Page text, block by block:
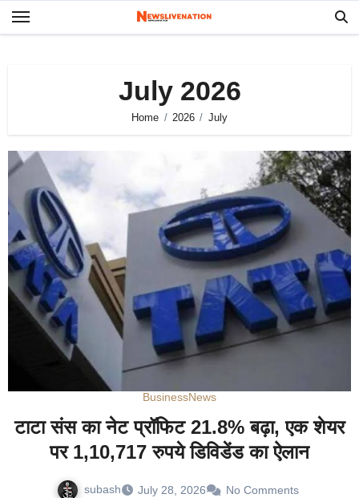
Skip
to
July 2026
Home 2026 July
BusinessNews
टाटा संस का नेट प्रॉफिट 21.8% बढ़ा, एक शेयर
पर 1,10,717 रुपये डिविडेंड का ऐलान
subash July 28, 2026 No Comments